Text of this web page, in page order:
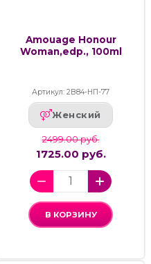
Amouage Honour
Woman,edp., 100ml
Артикул: 2В84-НП-77
Женский
2499.00 руб.
1725.00 руб.
В КОРЗИНУ